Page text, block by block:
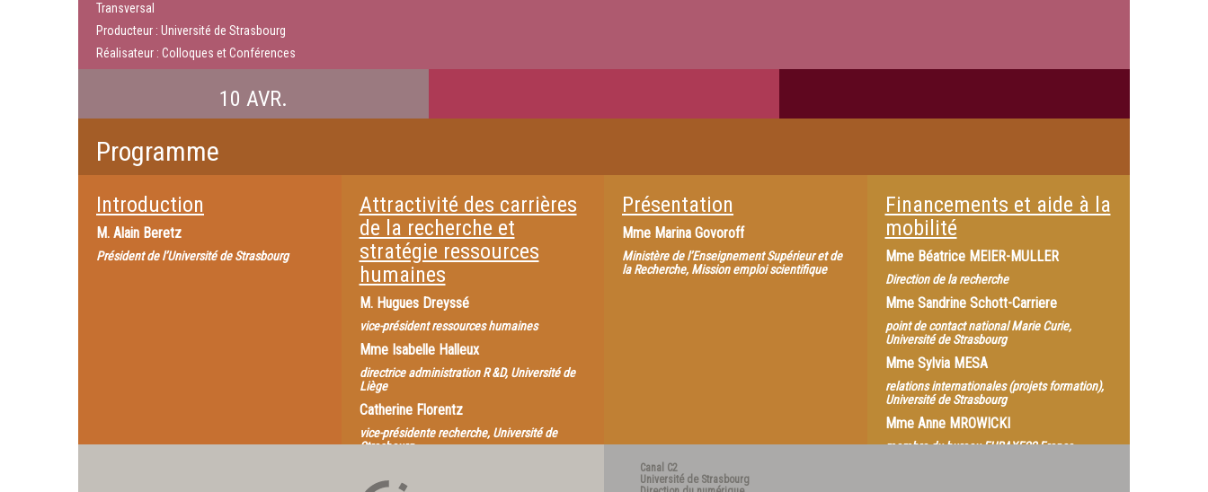
Transversal
Producteur : Université de Strasbourg
Réalisateur : Colloques et Conférences
10 AVR.
Programme
Introduction
M. Alain Beretz
Président de l’Université de Strasbourg
Attractivité des carrières
de la recherche et
stratégie ressources
humaines
M. Hugues Dreyssé
vice-président ressources humaines
Mme Isabelle Halleux
directrice administration R &D, Université de
Liège
Catherine Florentz
vice-présidente recherche, Université de
Strasbourg
Présentation
Mme Marina Govoroff
Ministère de l’Enseignement Supérieur et de
la Recherche, Mission emploi scientifique
Financements et aide à la
mobilité
Mme Béatrice MEIER-MULLER
Direction de la recherche
Mme Sandrine Schott-Carriere
point de contact national Marie Curie,
Université de Strasbourg
Mme Sylvia MESA
relations internationales (projets formation),
Université de Strasbourg
Mme Anne MROWICKI
membre du bureau EURAXESS France,
Canal C2
Université de Strasbourg